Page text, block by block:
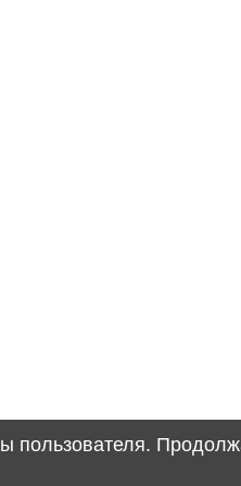
пользователя.